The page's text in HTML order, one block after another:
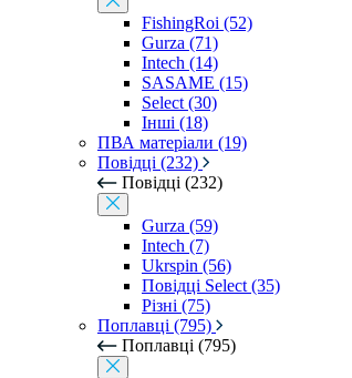
FishingRoi (52)
Gurza (71)
Intech (14)
SASAME (15)
Select (30)
Інші (18)
ПВА матеріали (19)
Повідці (232)
Повідці (232)
Gurza (59)
Intech (7)
Ukrspin (56)
Повідці Select (35)
Різні (75)
Поплавці (795)
Поплавці (795)